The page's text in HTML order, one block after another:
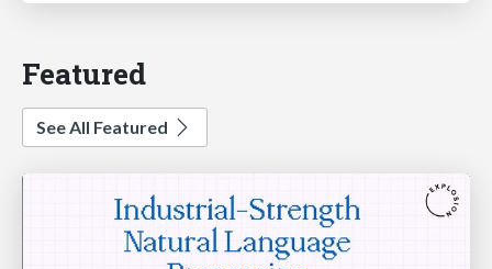
Featured
See All Featured